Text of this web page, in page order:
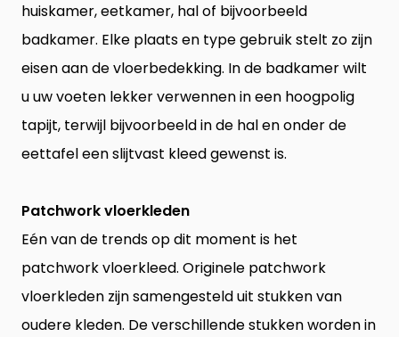
huiskamer, eetkamer, hal of bijvoorbeeld
badkamer. Elke plaats en type gebruik stelt zo zijn
eisen aan devloerbedekking. In de badkamer wilt
u uw voeten lekker verwennen in een hoogpolig
tapijt, terwijl bijvoorbeeld in de hal en onder de
eettafel een slijtvast kleed gewenst is.
Patchwork vloerkleden
Eén van de trends op dit moment is het
patchwork vloerkleed. Originele patchwork
vloerkleden zijn samengesteld uit stukken van
oudere kleden. De verschillende stukken worden in